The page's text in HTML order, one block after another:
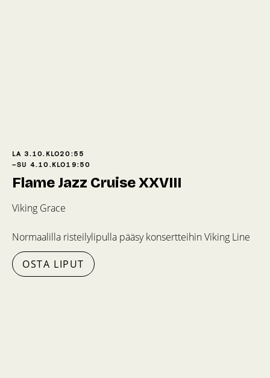
LA 3.10. KLO20:55
–SU 4.10. KLO19:50
Flame Jazz Cruise XXVIII
Viking Grace
Normaalilla risteilylipulla pääsy konsertteihin Viking Line
OSTA LIPUT